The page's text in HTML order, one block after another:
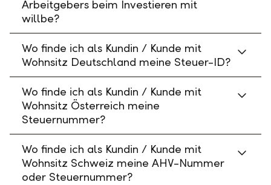
Arbeitgebers beim Investieren mit
willbe?
Wo finde ich als Kundin / Kunde mit
Wohnsitz Deutschland meine Steuer-ID?
Wo finde ich als Kundin / Kunde mit
Wohnsitz Österreich meine
Steuernummer?
Wo finde ich als Kundin / Kunde mit
Wohnsitz Schweiz meine AHV-Nummer
oder Steuernummer?